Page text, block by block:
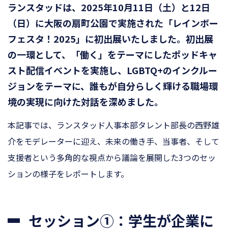
ランスタッドは、2025年10月11日（土）と12日
（日）に大阪の扇町公園で実施された「レインボー
フェスタ！2025」に初出展いたしました。初出展
の一環として、「働く」をテーマにしたポッドキャ
スト配信イベントを実施し、LGBTQ+のインクルー
ジョンをテーマに、誰もが自分らしく輝ける職場環
境の実現に向けた対話を深めました。
本記事では、ランスタッド人事本部タレント部長の西野雄
介をモデレーターに迎え、未来の働き手、当事者、そして
支援者という多角的な視点から議論を展開した3つのセッ
ションの様子をレポートします。
セッション①：学生が企業に